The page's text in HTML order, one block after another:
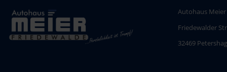
Autohaus Meier
Friedewalder
32469